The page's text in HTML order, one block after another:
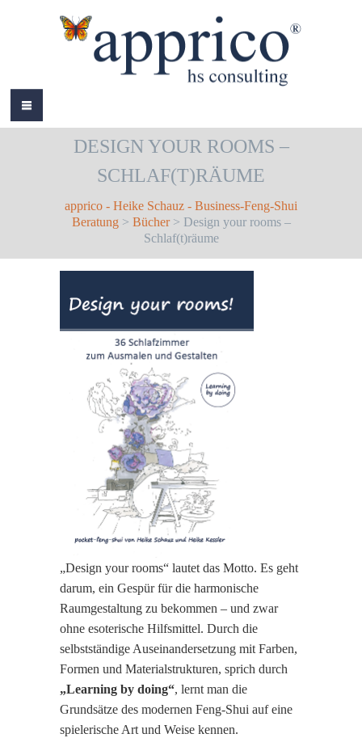
ÜBER MICH
LEISTUNGEN
AKTUELLES
KONTAKT
DESIGN YOUR ROOMS –
SCHLAF(T)RÄUME
apprico - Heike Schauz - Business-Feng-Shui
Beratung> Bücher> Design your rooms –
Schlaf(t)räume
„Design your rooms“ lautet das Motto. Es geht
darum, ein Gespür für die harmonische
Raumgestaltung zu bekommen – und zwar
ohne esoterische Hilfsmittel. Durch die
selbstständige Auseinandersetzung mit Farben,
Formen und Materialstrukturen, sprich durch
„Learning by doing“, lernt man die
Grundsätze des modernen Feng-Shui auf eine
spielerische Art und Weise kennen.